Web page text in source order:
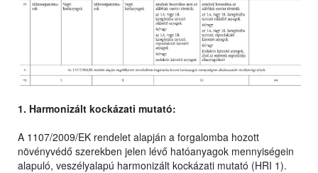
1. Harmonizált kockázati mutató:
A 1107/2009/EK rendelet alapján a forgalomba hozott
növényvédő szerekben jelen lévő hatóanyagok mennyiségein
alapuló, veszélyalapú harmonizált kockázati mutató (HRI 1).